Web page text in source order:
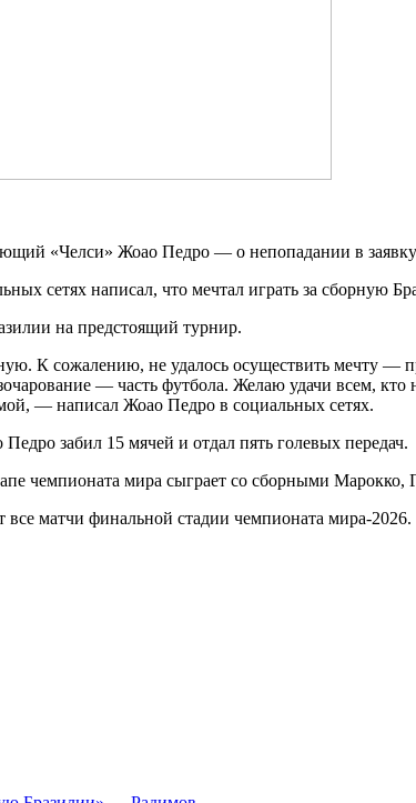
сетях написал, что мечтал играть за сборную
на предстоящий турнир.
К сожалению, не удалось осуществить мечту —
— часть футбола. Желаю удачи всем,
— написал Жоао Педро в социальных сетях.
забил 15 мячей и отдал пять голевых передач.
чемпионата мира сыграет со сборными
матчи финальной стадии чемпионата мира‑2026.